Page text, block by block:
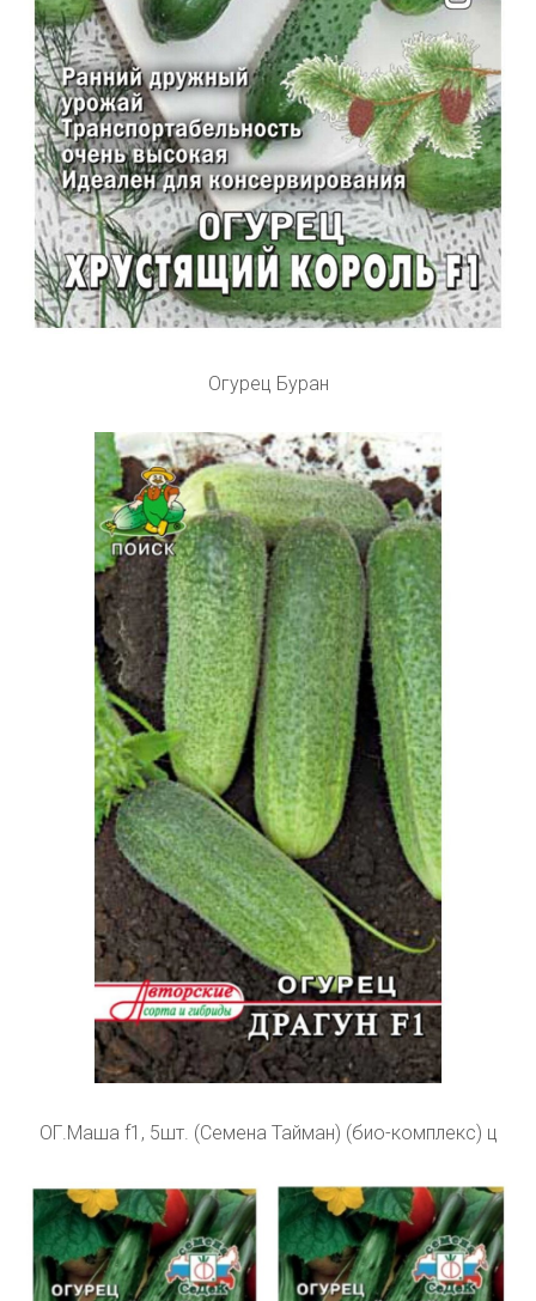
Огурец Буран
ОГ.Маша f1, 5шт. (Семена Тайман) (био-комплекс) ц